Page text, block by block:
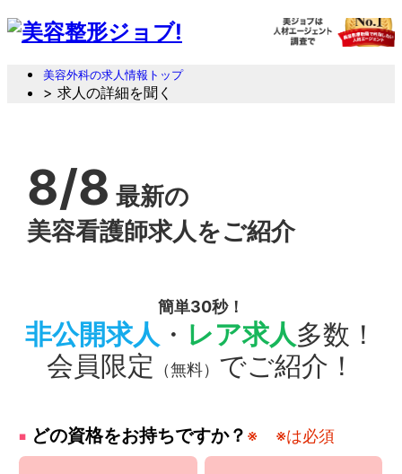
美容外科の求人情報トップ
> 求人の詳細を聞く
8/8 最新の
美容看護師求人をご紹介
簡単30秒！
非公開求人 ・ レア求人多数！
会員限定
（無料） でご紹介！
どの資格をお持ちですか？ ※ ※は必須